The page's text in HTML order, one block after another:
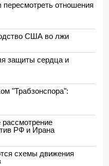
отношения
США во лжи
защиты сердца и
"Трабзонспора":
РФ и Ирана
схемы движения